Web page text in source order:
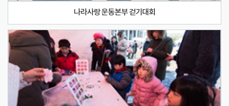
나라사랑 운동본부 걷기대회